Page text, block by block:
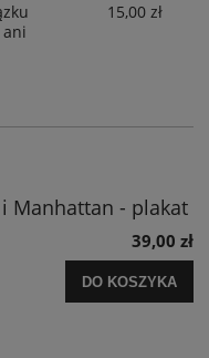
15,00 zł
i Manhattan - plakat
39,00 zł
DO KOSZYKA